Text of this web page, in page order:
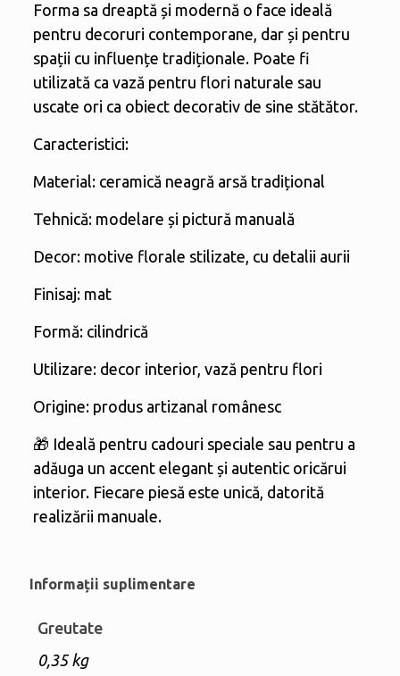
Forma sa dreaptă și modernă o face ideală
pentru decoruri contemporane, dar și pentru
spații cu influențe tradiționale. Poate fi
utilizată ca vază pentru flori naturale sau
uscate ori ca obiect decorativ de sine stătător.
Caracteristici:
Material: ceramică neagră arsă tradițional
Tehnică: modelare și pictură manuală
Decor: motive florale stilizate, cu detalii aurii
Finisaj: mat
Formă: cilindrică
Utilizare: decor interior, vază pentru flori
Origine: produs artizanal românesc
🎁 Ideală pentru cadouri speciale sau pentru a
adăuga un accent elegant și autentic oricărui
interior. Fiecare piesă este unică, datorită
realizării manuale.
Informații suplimentare
Greutate
0,35 kg